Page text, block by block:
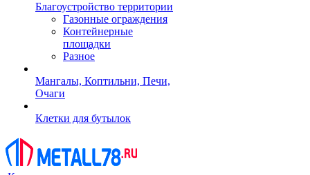
Благоустройство территории
Газонные ограждения
Контейнерные
площадки
Разное
Мангалы, Коптильни, Печи,
Очаги
Клетки для бутылок